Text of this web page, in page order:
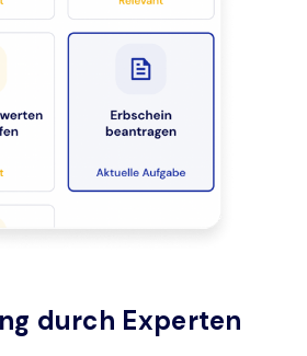
durch Experten